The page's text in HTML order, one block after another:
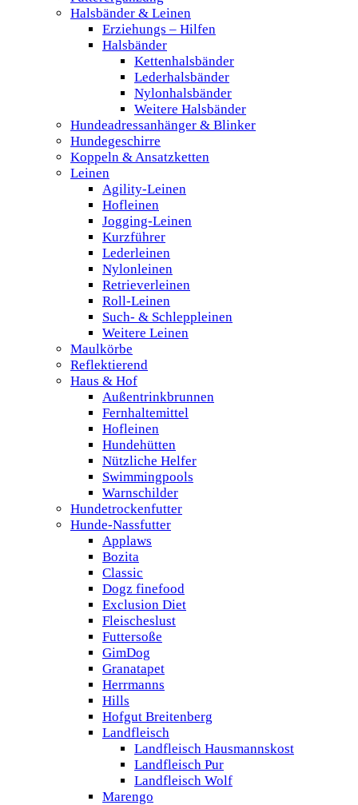
Halsbänder & Leinen
Erziehungs – Hilfen
Halsbänder
Kettenhalsbänder
Lederhalsbänder
Nylonhalsbänder
Weitere Halsbänder
Hundeadressanhänger & Blinker
Hundegeschirre
Koppeln & Ansatzketten
Leinen
Agility-Leinen
Hofleinen
Jogging-Leinen
Kurzführer
Lederleinen
Nylonleinen
Retrieverleinen
Roll-Leinen
Such- & Schleppleinen
Weitere Leinen
Maulkörbe
Reflektierend
Haus & Hof
Außentrinkbrunnen
Fernhaltemittel
Hofleinen
Hundehütten
Nützliche Helfer
Swimmingpools
Warnschilder
Hundetrockenfutter
Hunde-Nassfutter
Applaws
Bozita
Classic
Dogz finefood
Exclusion Diet
Fleischeslust
Futtersoße
GimDog
Granatapet
Herrmanns
Hills
Hofgut Breitenberg
Landfleisch
Landfleisch Hausmannskost
Landfleisch Pur
Landfleisch Wolf
Marengo